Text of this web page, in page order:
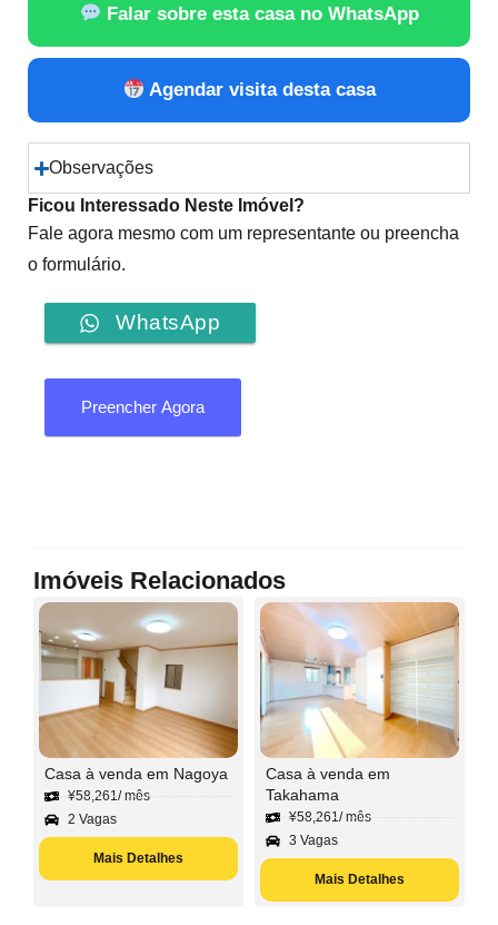
Falar sobre esta casa no WhatsApp
Agendar visita desta casa
Observações
Ficou Interessado Neste Imóvel?
Fale agora mesmo com um representante ou preencha
o formulário.
WhatsApp
Preencher Agora
Imóveis Relacionados
Casa à venda em Nagoya
¥58,261/ mês
2 Vagas
Mais Detalhes
Casa à venda em
Takahama
¥58,261/ mês
3 Vagas
Mais Detalhes